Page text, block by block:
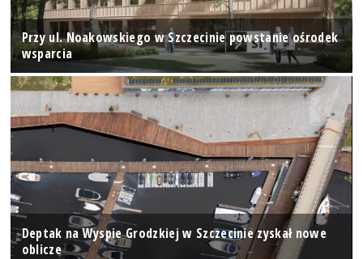
Przy ul. Noakowskiego w Szczecinie powstanie ośrodek
wsparcia
Deptak na Wyspie Grodzkiej w Szczecinie zyskał nowe
oblicze